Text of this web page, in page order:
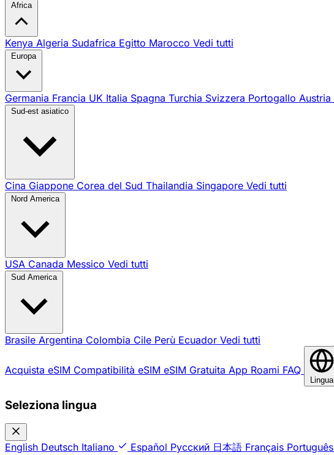
Africa
Kenya Algeria Sudafrica Egitto Marocco Vedi tutti
Europa
Germania Francia UK Italia Spagna Turchia Svizzera Portogallo Austria
Sud-est asiatico
Cina Giappone Corea del Sud Thailandia Singapore Vedi tutti
Nord America
USA Canada Messico Vedi tutti
Sud America
Brasile Argentina Colombia Cile Perù Ecuador Vedi tutti
Acquista eSIM Compatibilità eSIM eSIM Gratuita App Roami FAQ
Lingua
Seleziona lingua
English Deutsch Italiano Español Русский 日本語 Français Português